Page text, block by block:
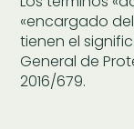
«encargado
tienen el
General de
2016/679.